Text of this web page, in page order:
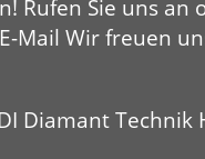
Rufen Sie uns an
Mail Wir freuen
Diamant Technik